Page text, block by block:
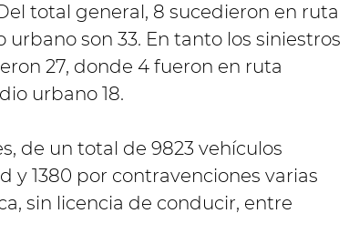
total general, 8 sucedieron en ruta
son 33. En tanto los siniestros
27, donde 4 fueron en ruta
urbano 18.
de un total de 9823 vehículos
y 1380 por contravenciones varias
sin licencia de conducir, entre